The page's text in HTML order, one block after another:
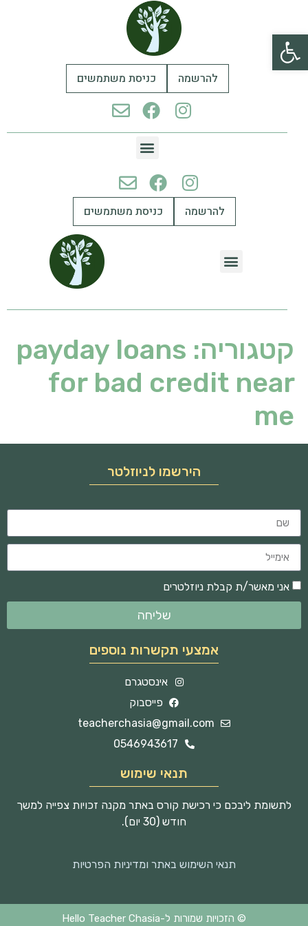
פתח סרגל נגישות
להרשמה כניסת משתמשים
להרשמה כניסת משתמשים
קטגוריה: payday loans
for bad credit near
me
הירשמו לניוזלטר
אני מאשר/ת קבלת ניוזלטרים
שליחה
אמצעי תקשרות נוספים
אינסטגרם
פייסבוק
teacherchasia@gmail.com
0546943617
תנאי שימוש
לתשומת ליבכם כי רכישת קורס באתר מקנה זכויות צפייה למשך
חודש (30 יום).
תנאי השימוש באתר ומדיניות הפרטיות
© הזכויות שמורות ל-Hello Teacher Chasia